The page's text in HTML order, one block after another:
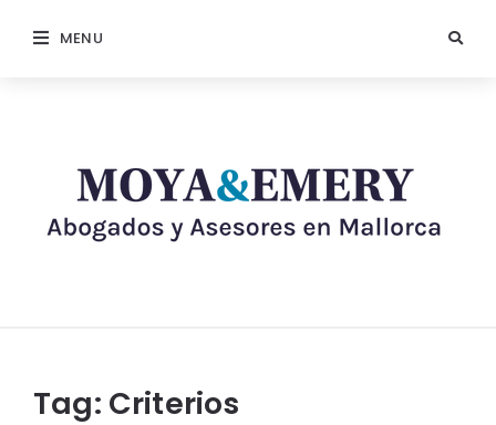
MENU
Tag: Criterios